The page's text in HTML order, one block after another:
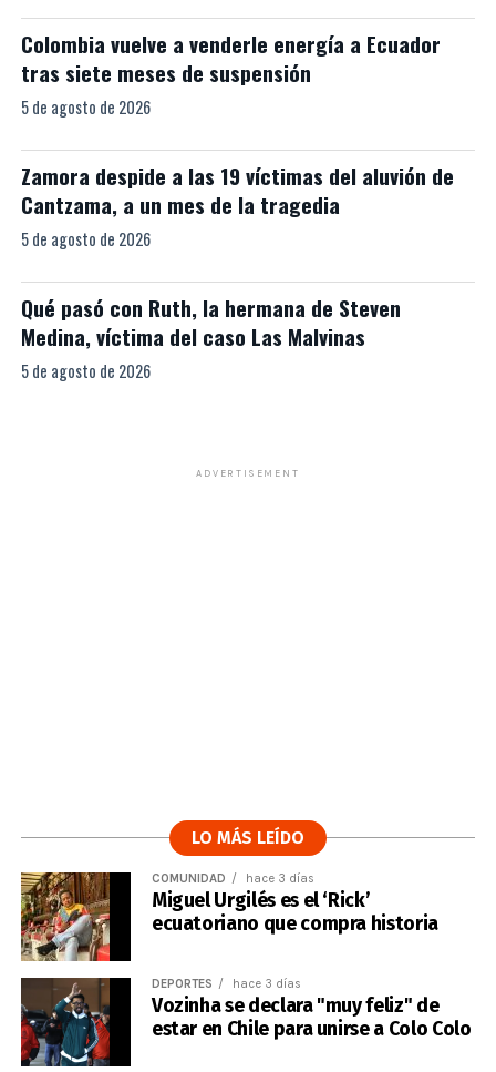
Colombia vuelve a venderle energía a Ecuador
tras siete meses de suspensión
5 de agosto de 2026
Zamora despide a las 19 víctimas del aluvión de
Cantzama, a un mes de la tragedia
5 de agosto de 2026
Qué pasó con Ruth, la hermana de Steven
Medina, víctima del caso Las Malvinas
5 de agosto de 2026
ADVERTISEMENT
LO MÁS LEÍDO
COMUNIDAD hace 3 días
Miguel Urgilés es el ‘Rick’
ecuatoriano que compra historia
DEPORTES hace 3 días
Vozinha se declara "muy feliz" de
estar en Chile para unirse a Colo Colo